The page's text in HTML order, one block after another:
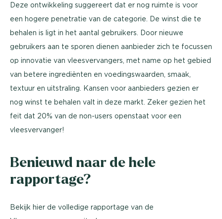
Deze ontwikkeling suggereert dat er nog ruimte is voor
een hogere penetratie van de categorie. De winst die te
behalen is ligt in het aantal gebruikers. Door nieuwe
gebruikers aan te sporen dienen aanbieder zich te focussen
op innovatie van vleesvervangers, met name op het gebied
van betere ingrediënten en voedingswaarden, smaak,
textuur en uitstraling. Kansen voor aanbieders gezien er
nog winst te behalen valt in deze markt. Zeker gezien het
feit dat 20% van de non-users openstaat voor een
vleesvervanger!
Benieuwd naar de hele
rapportage?
Bekijk hier de volledige rapportage van de